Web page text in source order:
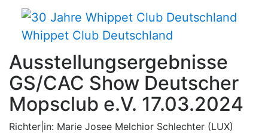
Whippet Club Deutschland
Ausstellungsergebnisse
GS/CAC Show Deutscher
Mopsclub e.V. 17.03.2024
Richter|in: Marie Josee Melchior Schlechter (LUX)